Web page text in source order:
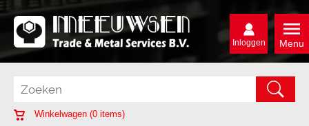
Menu
Inloggen
Winkelwagen (0 items)